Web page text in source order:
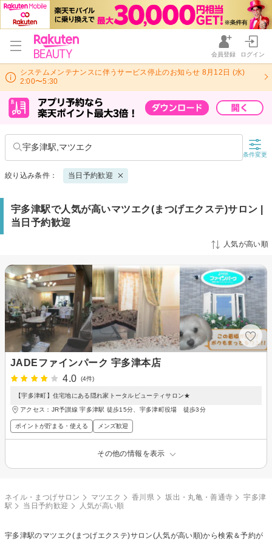
会員登録 ログイン
システムメンテナンスに伴うサービス停止のお知らせ 8月12日 (水)
2:00〜5:30
宇多津駅,マツエク
条件変更
絞り込み条件： 当日予約歓迎
宇多津駅で人気が高いマツエク(まつげエクステ)サロン |
当日予約歓迎
人気が高い順
JADEファインパーク 宇多津本店
4.0
(4件)
【宇多津町】住宅地にある隠れ家トータルビューティサロン★
アクセス：JR予讃線 宇多津駅 徒歩15分、宇多津町役場 徒歩3分
ポイントが貯まる・使える メンズ歓迎
その他の情報を表示
ネイル・まつげサロン マツエク 香川県 坂出・丸亀・善通寺
宇多津
駅
当日予約歓迎 人気が高い順
宇多津駅のマツエク(まつげエクステ)サロン(人気が高い順)から検索＆予約が